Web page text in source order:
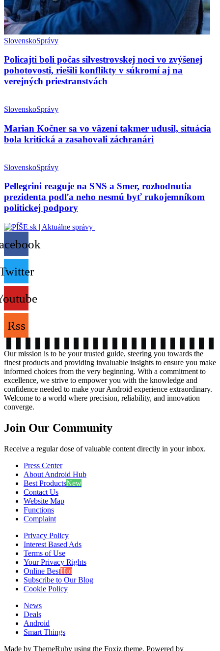
SlovenskoSprávy
Policajti boli počas silvestrovskej noci vo zvýšenej
pohotovosti, riešili konflikty v súkromí aj na
verejných priestranstvách
SlovenskoSprávy
Marian Kočner sa vo väzení takmer udusil, situácia
bola kritická a zasahovali záchranári
SlovenskoSprávy
Pellegrini reaguje na SNS a Smer, rozhodnutia
prezidenta podľa neho nesmú byť rukojemníkom
politickej podpory
Rss
Our mission is to be your trusted guide, steering you towards the
finest products and providing invaluable insights to ensure you make
informed choices from the very beginning. With a commitment to
excellence, we strive to empower you with the knowledge and
confidence needed to make your Android experience extraordinary.
Welcome to a world where precision, reliability, and innovation
converge.
Join Our Community
Receive a regular dose of valuable content directly in your inbox.
Press Center
About Android Hub
Best ProductsNew
Contact Us
Website Map
Functions
Complaint
Privacy Policy
Interest Based Ads
Terms of Use
Your Privacy Rights
Online BestHot
Subscribe to Our Blog
Cookie Policy
News
Deals
Android
Smart Things
Made by ThemeRuby using the Foxiz theme. Powered by